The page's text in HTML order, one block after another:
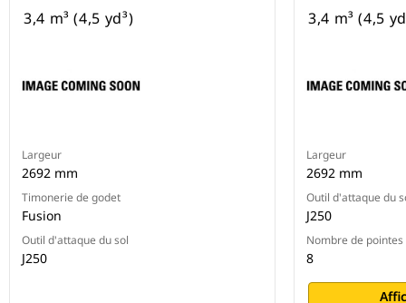
3,4 m³ (4,5 yd³)
Largeur
2692 mm
Timonerie de godet
Fusion
Outil d'attaque du sol
J250
3,4 m³ (4,5
Largeur
2692 mm
Outil d'attaque du
J250
Nombre de pointes
8